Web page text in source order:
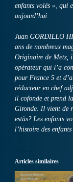
enfants volés », qui
aujourd’hui.
Juan GORDILLO
ans de nombreux
Originaire de Metz,
opérateur qui l’a
pour France 5 et
rédacteur en chef
il cofonde et prend
Gironde. Il vient de
estàs? Les enfants
l’histoire des
Articles similaires